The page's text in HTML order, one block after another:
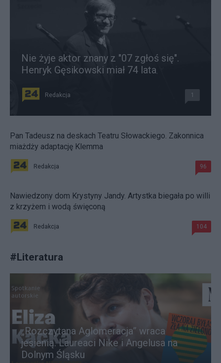
Nie żyje aktor znany z "07 zgłoś się".
Henryk Gęsikowski miał 74 lata
Redakcja 1
Pan Tadeusz na deskach Teatru Słowackiego. Zakonnica
miażdży adaptację Klemma
Redakcja 96
Nawiedzony dom Krystyny Jandy. Artystka biegała po willi
z krzyżem i wodą święconą
Redakcja 104
#Literatura
„Rozczytana Aglomeracja” wraca
jesienią. Laureaci Nike i Angelusa na
Dolnym Śląsku